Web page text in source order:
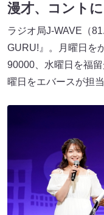
漫才、コント
ラジオ局J-WAVE（
GURU!』。月曜日を
90000、水曜日を福
曜日をエバースが担